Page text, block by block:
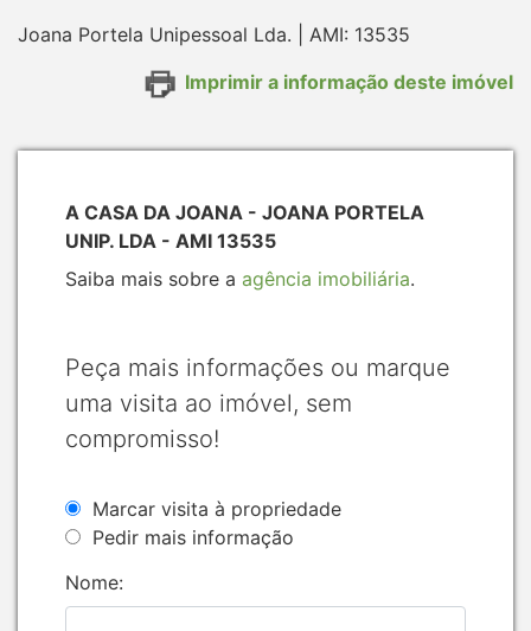
Joana Portela Unipessoal Lda. | AMI: 13535
Imprimir a informação deste imóvel
A CASA DA JOANA - JOANA PORTELA
UNIP. LDA - AMI 13535
Saiba mais sobre a agência imobiliária.
Peça mais informações ou marque
uma visita ao imóvel, sem
compromisso!
Marcar visita à propriedade
Pedir mais informação
Nome: